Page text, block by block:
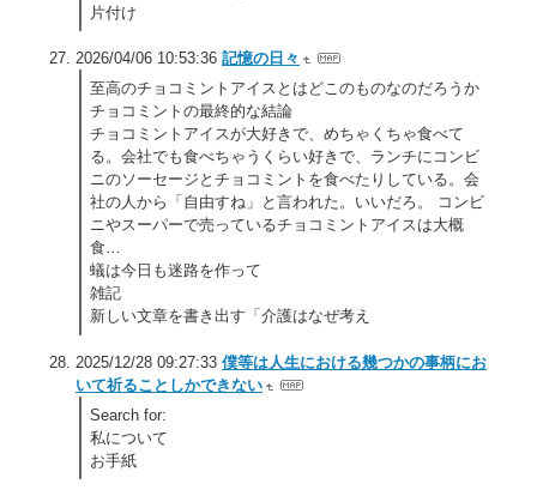
片付け
2026/04/06 10:53:36 記憶の日々
至高のチョコミントアイスとはどこのものなのだろうか
チョコミントの最終的な結論
チョコミントアイスが大好きで、めちゃくちゃ食べて
る。会社でも食べちゃうくらい好きで、ランチにコンビ
ニのソーセージとチョコミントを食べたりしている。会
社の人から「自由すね」と言われた。いいだろ。 コンビ
ニやスーパーで売っているチョコミントアイスは大概
食…
蟻は今日も迷路を作って
雑記
新しい文章を書き出す「介護はなぜ考え
2025/12/28 09:27:33 僕等は人生における幾つかの事柄にお
いて祈ることしかできない
Search for:
私について
お手紙